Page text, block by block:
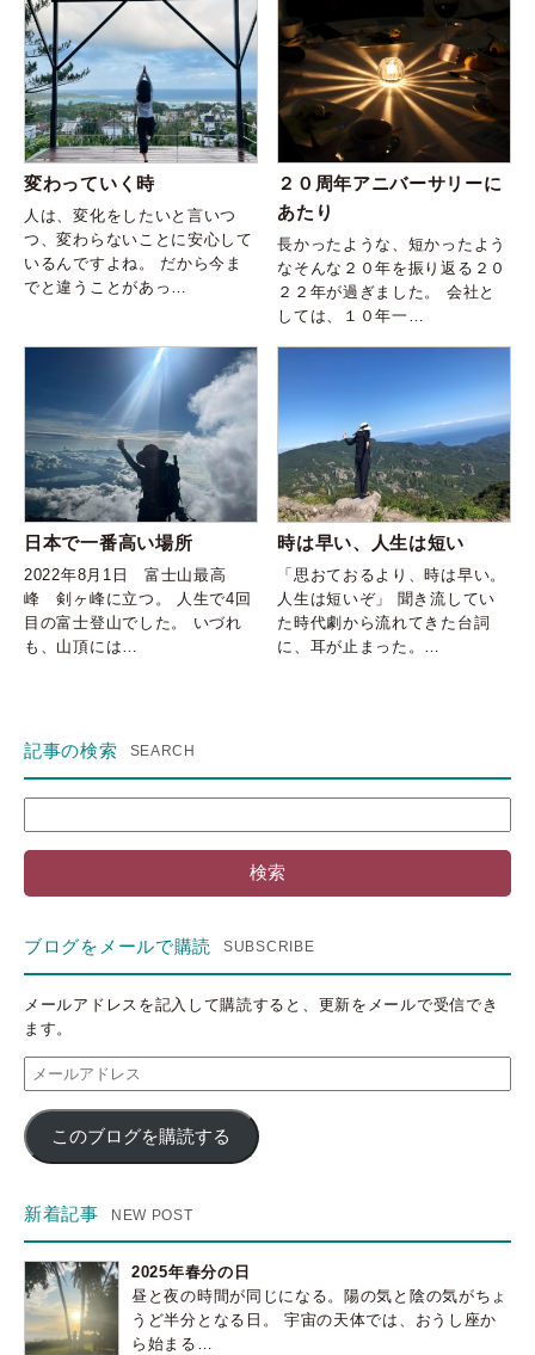
変わっていく時
人は、変化をしたいと言いつ
つ、変わらないことに安心して
いるんですよね。 だから今ま
でと違うことがあっ…
２０周年アニバーサリーに
あたり
長かったような、短かったよう
なそんな２０年を振り返る２０
２２年が過ぎました。 会社と
しては、１０年一…
日本で一番高い場所
2022年8月1日 富士山最高
峰 剣ヶ峰に立つ。 人生で4回
目の富士登山でした。 いづれ
も、山頂には…
時は早い、人生は短い
「思おておるより、時は早い。
人生は短いぞ」 聞き流してい
た時代劇から流れてきた台詞
に、耳が止まった。…
記事の検索
索:
ブログをメールで購読
メールアドレスを記入して購読すると、更新をメールで受信でき
ます。
ー
ル
ア
ド
ス
このブログを購読する
新着記事
2025年春分の日
昼と夜の時間が同じになる。陽の気と陰の気がちょ
うど半分となる日。 宇宙の天体では、おうし座か
ら始まる…